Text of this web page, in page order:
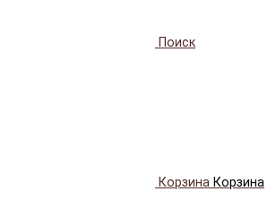
Поиск
Корзина Корзина